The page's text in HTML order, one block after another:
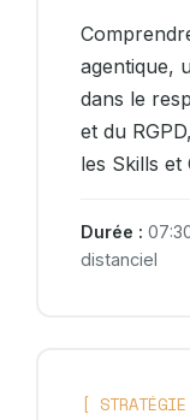
agentique,
dans le
et du
les Skills et
Durée :
distanciel
[